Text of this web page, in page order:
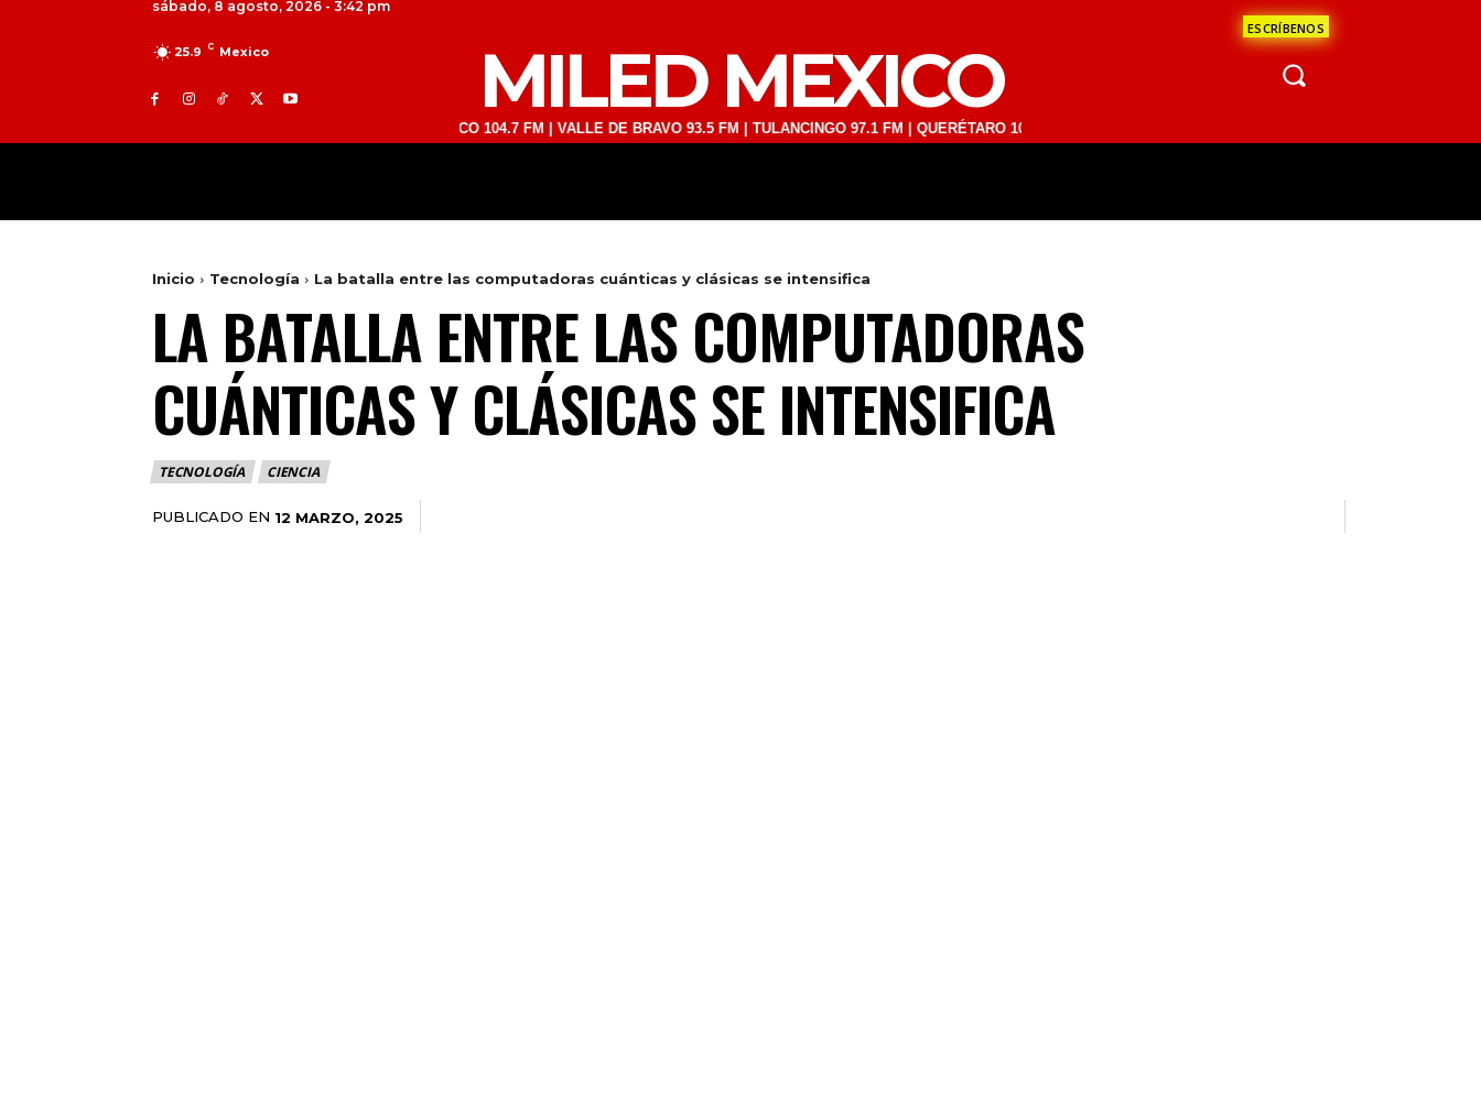
sábado, 8 agosto, 2026 - 3:42 pm
ESCRÍBENOS
25.9 C Mexico MILED MEXICO
TOLUCA 98.9 FM | ATLACOMULCO 104.7 FM | VALLE DE BRAVO 93.5 FM | TULANCINGO 97.1 FM | QUERÉTARO 103.1 FM | SAN JUAN DEL RÍO 93.1 FM | GUADALAJARA 1510 AM | LA
Inicio Tecnología La batalla entre las computadoras cuánticas y clásicas se intensifica
LA BATALLA ENTRE LAS COMPUTADORAS
CUÁNTICAS Y CLÁSICAS SE INTENSIFICA
TECNOLOGÍA CIENCIA
PUBLICADO EN 12 MARZO, 2025